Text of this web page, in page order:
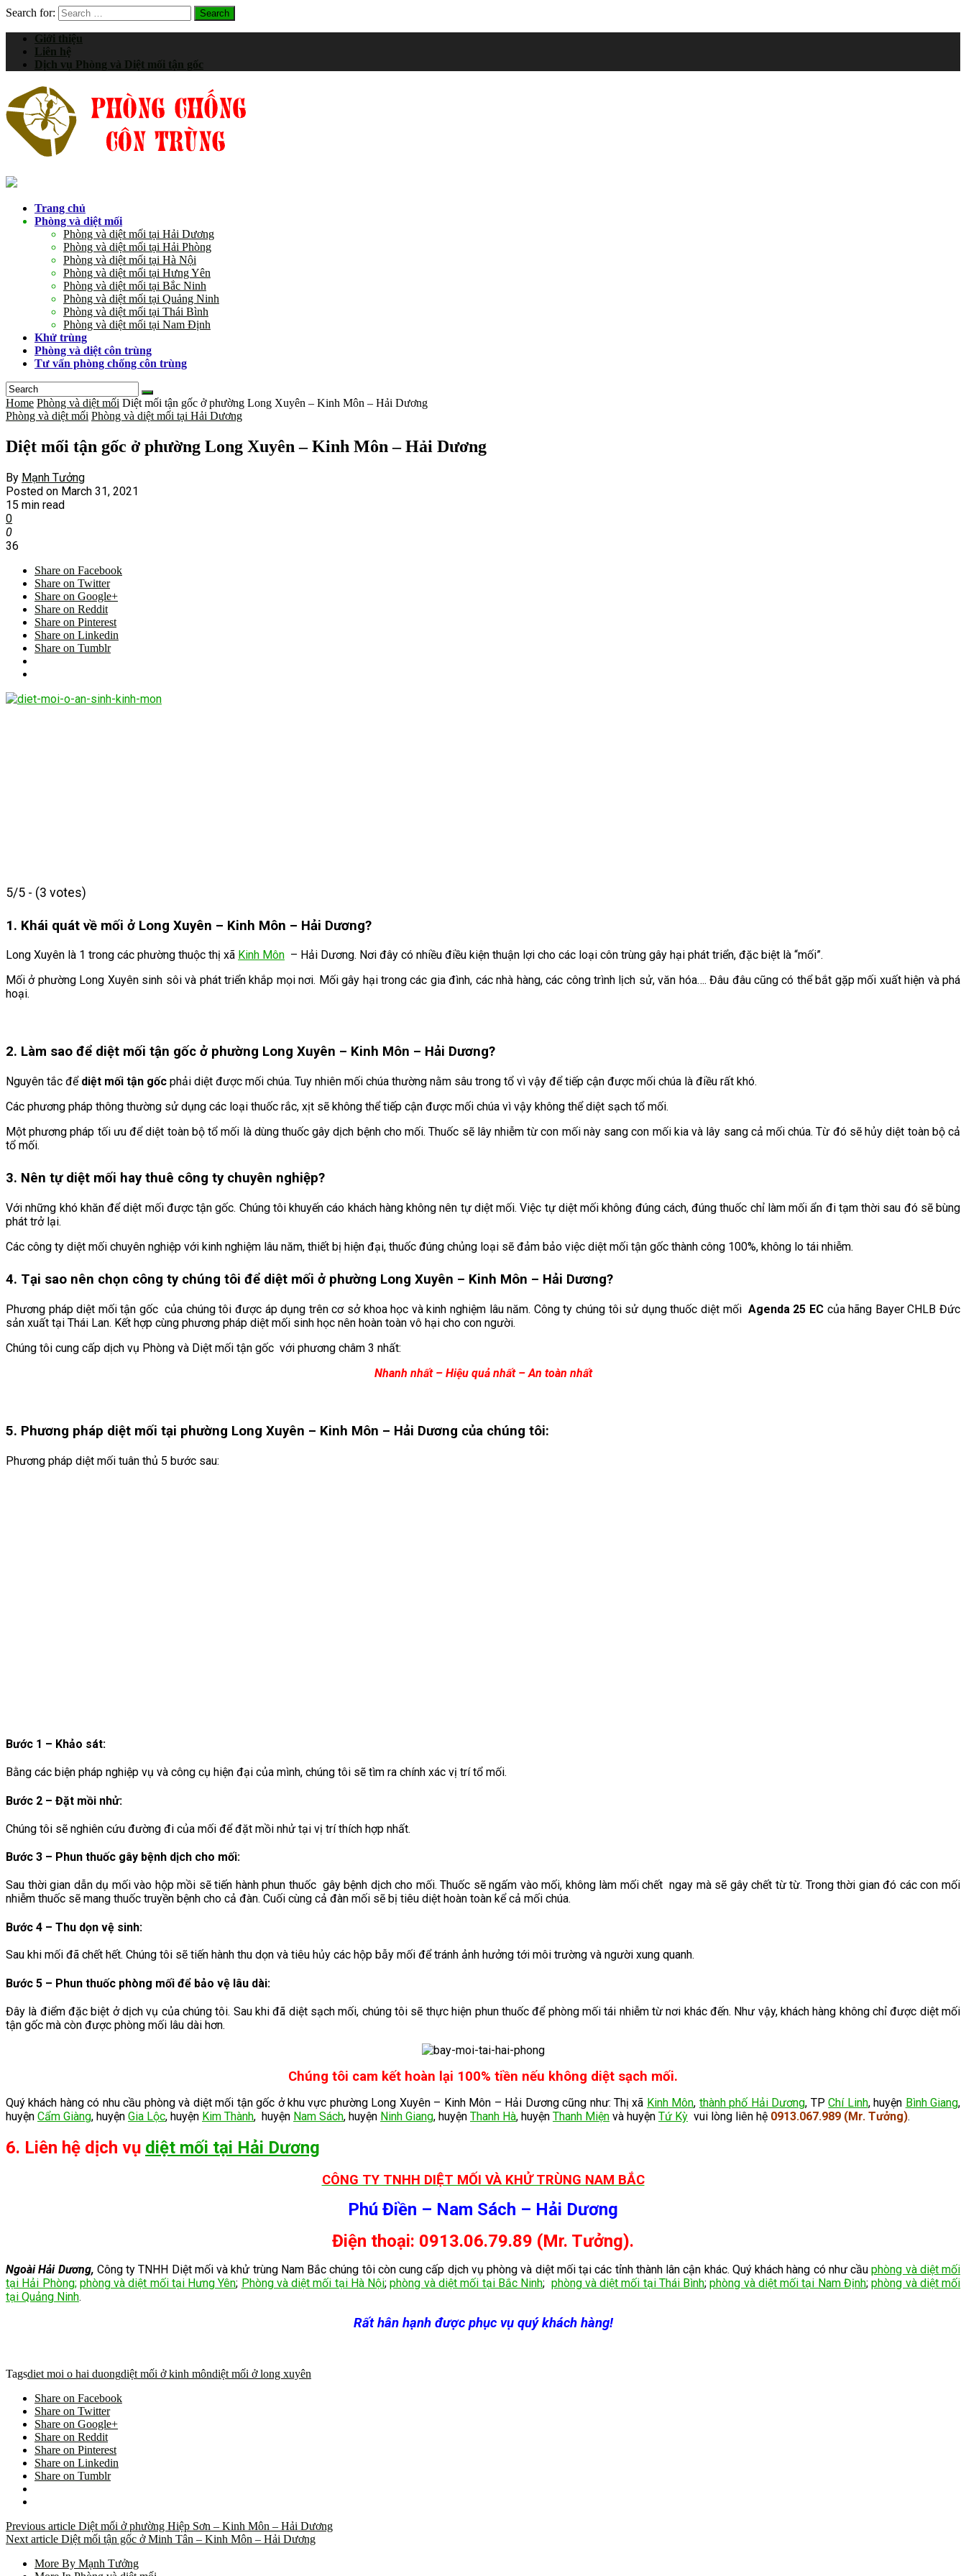
Search for:
Giới thiệu
Liên hệ
Dịch vụ Phòng và Diệt mối tận gốc
Trang chủ
Phòng và diệt mối
Phòng và diệt mối tại Hải Dương
Phòng và diệt mối tại Hải Phòng
Phòng và diệt mối tại Hà Nội
Phòng và diệt mối tại Hưng Yên
Phòng và diệt mối tại Bắc Ninh
Phòng và diệt mối tại Quảng Ninh
Phòng và diệt mối tại Thái Bình
Phòng và diệt mối tại Nam Định
Khử trùng
Phòng và diệt côn trùng
Tư vấn phòng chống côn trùng
Home Phòng và diệt mối Diệt mối tận gốc ở phường Long Xuyên – Kinh Môn – Hải Dương
Phòng và diệt mối Phòng và diệt mối tại Hải Dương
Diệt mối tận gốc ở phường Long Xuyên – Kinh Môn – Hải Dương
By Mạnh Tưởng
Posted on March 31, 2021
15 min read
0
0
36
Share on Facebook
Share on Twitter
Share on Google+
Share on Reddit
Share on Pinterest
Share on Linkedin
Share on Tumblr
5/5 - (3 votes)
1. Khái quát về mối ở Long Xuyên – Kinh Môn – Hải Dương?
Long Xuyên là 1 trong các phường thuộc thị xã Kinh Môn – Hải Dương. Nơi đây có nhiều điều kiện thuận lợi cho các loại côn trùng gây hại phát triển, đặc biệt là “mối”.
Mối ở phường Long Xuyên sinh sôi và phát triển khắp mọi nơi. Mối gây hại trong các gia đình, các nhà hàng, các công trình lịch sử, văn hóa…. Đâu đâu cũng có thể bắt gặp mối xuất hiện và phá
hoại.
2. Làm sao để diệt mối tận gốc ở phường Long Xuyên – Kinh Môn – Hải Dương?
Nguyên tắc để diệt mối tận gốc phải diệt được mối chúa. Tuy nhiên mối chúa thường nằm sâu trong tổ vì vậy để tiếp cận được mối chúa là điều rất khó.
Các phương pháp thông thường sử dụng các loại thuốc rắc, xịt sẽ không thể tiếp cận được mối chúa vì vậy không thể diệt sạch tổ mối.
Một phương pháp tối ưu để diệt toàn bộ tổ mối là dùng thuốc gây dịch bệnh cho mối. Thuốc sẽ lây nhiễm từ con mối này sang con mối kia và lây sang cả mối chúa. Từ đó sẽ hủy diệt toàn bộ cả
tổ mối.
3. Nên tự diệt mối hay thuê công ty chuyên nghiệp?
Với những khó khăn để diệt mối được tận gốc. Chúng tôi khuyến cáo khách hàng không nên tự diệt mối. Việc tự diệt mối không đúng cách, đúng thuốc chỉ làm mối ẩn đi tạm thời sau đó sẽ bùng
phát trở lại.
Các công ty diệt mối chuyên nghiệp với kinh nghiệm lâu năm, thiết bị hiện đại, thuốc đúng chủng loại sẽ đảm bảo việc diệt mối tận gốc thành công 100%, không lo tái nhiễm.
4. Tại sao nên chọn công ty chúng tôi để diệt mối ở phường Long Xuyên – Kinh Môn – Hải Dương?
Phương pháp diệt mối tận gốc của chúng tôi được áp dụng trên cơ sở khoa học và kinh nghiệm lâu năm. Công ty chúng tôi sử dụng thuốc diệt mối Agenda 25 EC của hãng Bayer CHLB Đức
sản xuất tại Thái Lan. Kết hợp cùng phương pháp diệt mối sinh học nên hoàn toàn vô hại cho con người.
Chúng tôi cung cấp dịch vụ Phòng và Diệt mối tận gốc với phương châm 3 nhất:
Nhanh nhất – Hiệu quả nhất – An toàn nhất
5. Phương pháp diệt mối tại phường Long Xuyên – Kinh Môn – Hải Dương của chúng tôi:
Phương pháp diệt mối tuân thủ 5 bước sau:
Bước 1 – Khảo sát:
Bằng các biện pháp nghiệp vụ và công cụ hiện đại của mình, chúng tôi sẽ tìm ra chính xác vị trí tổ mối.
Bước 2 – Đặt mồi nhử:
Chúng tôi sẽ nghiên cứu đường đi của mối để đặt mồi nhử tại vị trí thích hợp nhất.
Bước 3 – Phun thuốc gây bệnh dịch cho mối:
Sau thời gian dẫn dụ mối vào hộp mồi sẽ tiến hành phun thuốc gây bệnh dịch cho mối. Thuốc sẽ ngấm vào mối, không làm mối chết ngay mà sẽ gây chết từ từ. Trong thời gian đó các con mối
nhiễm thuốc sẽ mang thuốc truyền bệnh cho cả đàn. Cuối cùng cả đàn mối sẽ bị tiêu diệt hoàn toàn kể cả mối chúa.
Bước 4 – Thu dọn vệ sinh:
Sau khi mối đã chết hết. Chúng tôi sẽ tiến hành thu dọn và tiêu hủy các hộp bẫy mối để tránh ảnh hưởng tới môi trường và người xung quanh.
Bước 5 – Phun thuốc phòng mối để bảo vệ lâu dài:
Đây là điểm đặc biệt ở dịch vụ của chúng tôi. Sau khi đã diệt sạch mối, chúng tôi sẽ thực hiện phun thuốc để phòng mối tái nhiễm từ nơi khác đến. Như vậy, khách hàng không chỉ được diệt mối
tận gốc mà còn được phòng mối lâu dài hơn.
Chúng tôi cam kết hoàn lại 100% tiền nếu không diệt sạch mối.
Quý khách hàng có nhu cầu phòng và diệt mối tận gốc ở khu vực phường Long Xuyên – Kinh Môn – Hải Dương cũng như: Thị xã Kinh Môn, thành phố Hải Dương, TPChí Linh, huyện Bình Giang,
huyện Cẩm Giàng, huyện Gia Lộc, huyện Kim Thành, huyện Nam Sách, huyện Ninh Giang, huyện Thanh Hà, huyện Thanh Miện và huyện Tứ Kỳ vui lòng liên hệ 0913.067.989 (Mr. Tưởng).
6. Liên hệ dịch vụ diệt mối tại Hải Dương
CÔNG TY TNHH DIỆT MỐI VÀ KHỬ TRÙNG NAM BẮC
Phú Điền – Nam Sách – Hải Dương
Điện thoại: 0913.06.79.89 (Mr. Tưởng).
Ngoài Hải Dương, Công ty TNHH Diệt mối và khử trùng Nam Bắc chúng tôi còn cung cấp dịch vụ phòng và diệt mối tại các tỉnh thành lân cận khác. Quý khách hàng có như cầuphòng và diệt mối
tại Hải Phòng; phòng và diệt mối tại Hưng Yên; Phòng và diệt mối tại Hà Nội;phòng và diệt mối tại Bắc Ninh; phòng và diệt mối tại Thái Bình;phòng và diệt mối tại Nam Định;phòng và diệt mối
tại Quảng Ninh.
Rất hân hạnh được phục vụ quý khách hàng!
Tagsdiet moi o hai duongdiệt mối ở kinh môndiệt mối ở long xuyên
Share on Facebook
Share on Twitter
Share on Google+
Share on Reddit
Share on Pinterest
Share on Linkedin
Share on Tumblr
Previous article Diệt mối ở phường Hiệp Sơn – Kinh Môn – Hải Dương
Next article Diệt mối tận gốc ở Minh Tân – Kinh Môn – Hải Dương
More By Mạnh Tưởng